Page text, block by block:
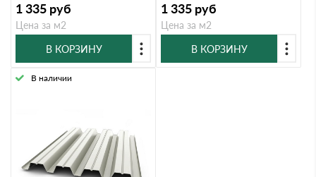
1 335 руб
Цена за м2
В КОРЗИНУ
1 335 руб
Цена за м2
В КОРЗИНУ
В наличии